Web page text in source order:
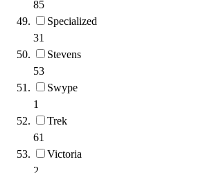
85
Specialized
31
Stevens
53
Swype
1
Trek
61
Victoria
2